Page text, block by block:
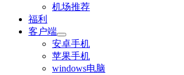
机场推荐
福利
客户端
安卓手机
苹果手机
windows电脑